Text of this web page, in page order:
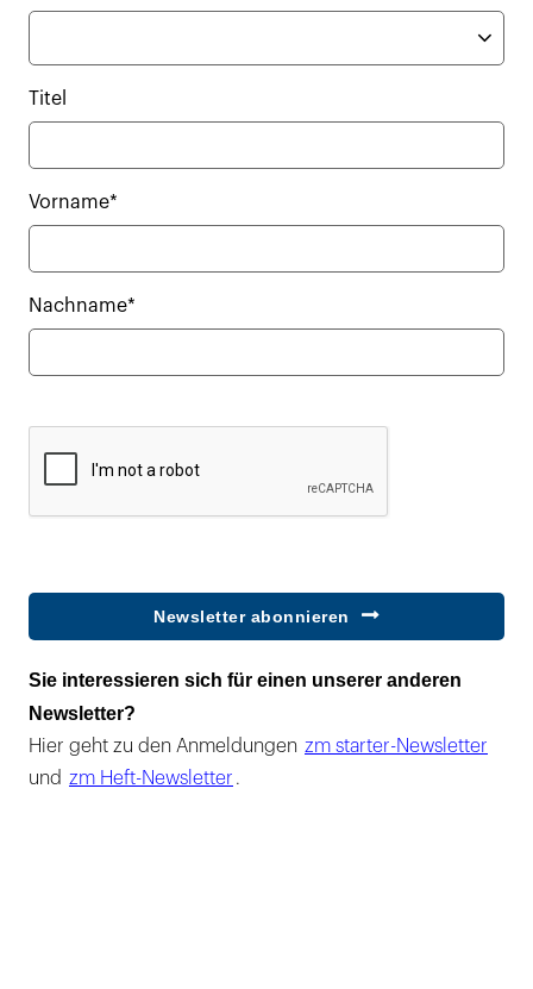
Titel
Vorname*
Nachname*
Newsletter abonnieren
Sie interessieren sich für einen unserer anderen
Newsletter?
Hier geht zu den Anmeldungen zm starter-Newsletter
und zm Heft-Newsletter .